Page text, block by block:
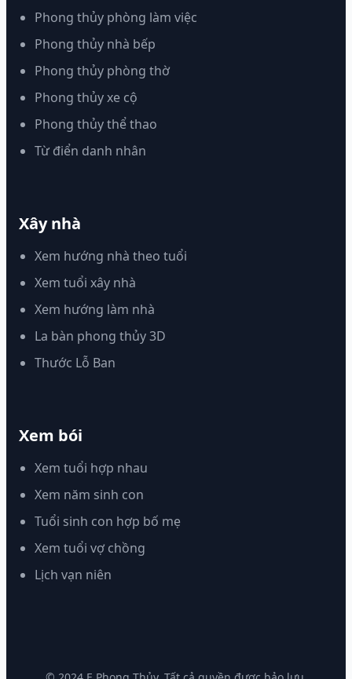
Phong thủy phòng làm việc
Phong thủy nhà bếp
Phong thủy phòng thờ
Phong thủy xe cộ
Phong thủy thể thao
Từ điển danh nhân
Xây nhà
Xem hướng nhà theo tuổi
Xem tuổi xây nhà
Xem hướng làm nhà
La bàn phong thủy 3D
Thước Lỗ Ban
Xem bói
Xem tuổi hợp nhau
Xem năm sinh con
Tuổi sinh con hợp bố mẹ
Xem tuổi vợ chồng
Lịch vạn niên